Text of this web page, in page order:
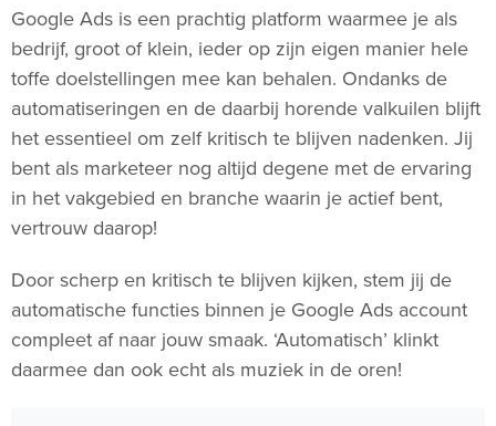
Google Ads is een prachtig platform waarmee je als
bedrijf, groot of klein, ieder op zijn eigen manier hele
toffe doelstellingen mee kan behalen. Ondanks de
automatiseringen en de daarbij horende valkuilen blijft
het essentieel om zelf kritisch te blijven nadenken. Jij
bent als marketeer nog altijd degene met de ervaring
in het vakgebied en branche waarin je actief bent,
vertrouw daarop!
Door scherp en kritisch te blijven kijken, stem jij de
automatische functies binnen je Google Ads account
compleet af naar jouw smaak. ‘Automatisch’ klinkt
daarmee dan ook echt als muziek in de oren!